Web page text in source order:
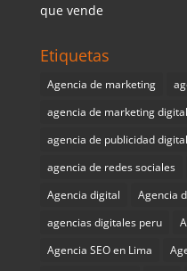
que vende
Etiquetas
Agencia de marketing
agencia de marketing
agencia de publicidad digital
agencia de redes sociales
Agencia digital
Agencia
agencias digitales peru
Agencia SEO en Lima